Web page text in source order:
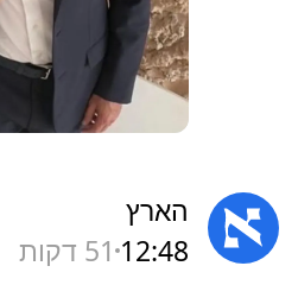
הארץ
12:48 51 דקות